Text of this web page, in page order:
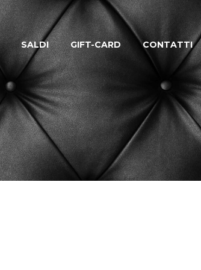
SALDI GIFT-CARD CONTATTI